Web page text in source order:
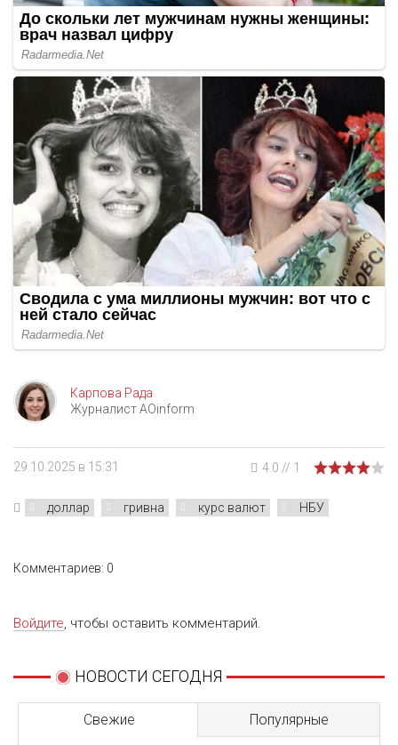
Карпова Рада
Журналист AOinform
29.10.2025 в 15:31 4.0 // 1
доллар гривна курс валют НБУ
Комментариев: 0
Войдите, чтобы оставить комментарий.
НОВОСТИ СЕГОДНЯ
Свежие Популярные